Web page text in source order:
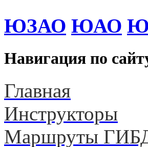
ЮЗАО ЮАО
Навигация по
Главная
Инструкторы
Маршруты